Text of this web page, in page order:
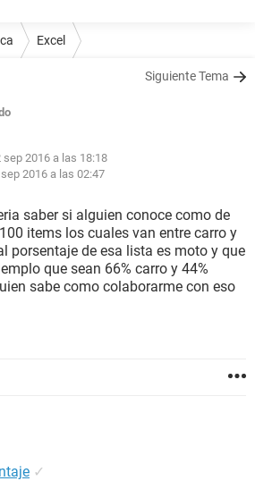
Excel
Siguiente Tema
sep 2016 a las 18:18
2016 a las 02:47
saber si alguien conoce como de
items los cuales van entre carro y
porsentaje de esa lista es moto y que
que sean 66% carro y 44%
sabe como colaborarme con eso
✓